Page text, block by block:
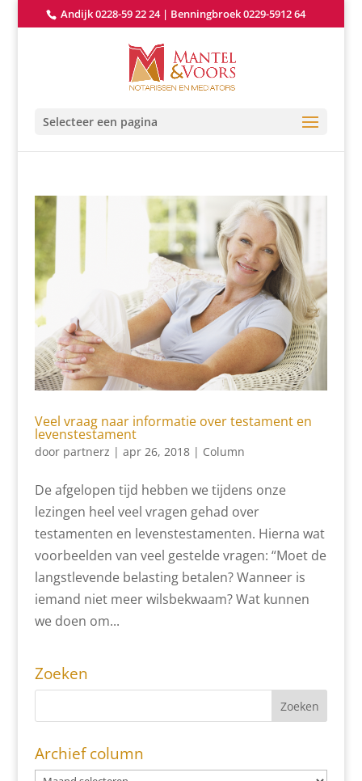
Andijk 0228-59 22 24| Benningbroek 0229-5912 64
Selecteer een pagina
Veel vraag naar informatie over testament en
levenstestament
door partnerz | apr 26, 2018| Column
De afgelopen tijd hebben we tijdens onze
lezingen heel veel vragen gehad over
testamenten en levenstestamenten. Hierna wat
voorbeelden van veel gestelde vragen: “Moet de
langstlevende belasting betalen? Wanneer is
iemand niet meer wilsbekwaam? Wat kunnen
we doen om...
Zoeken
Archief column